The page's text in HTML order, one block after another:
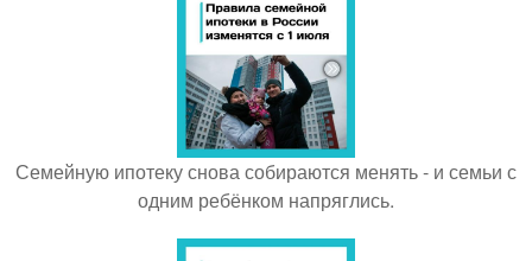
Семейную ипотеку снова собираются менять - и семьи с
одним ребёнком напряглись.